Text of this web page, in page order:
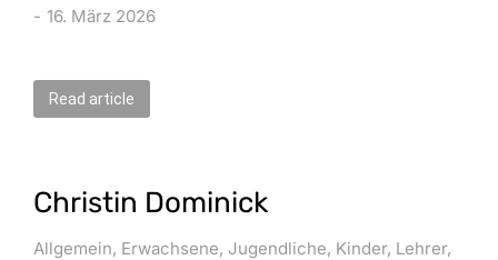
16. März 2026
Read article
Christin Dominick
Allgemein, Erwachsene, Jugendliche, Kinder, Lehrer,